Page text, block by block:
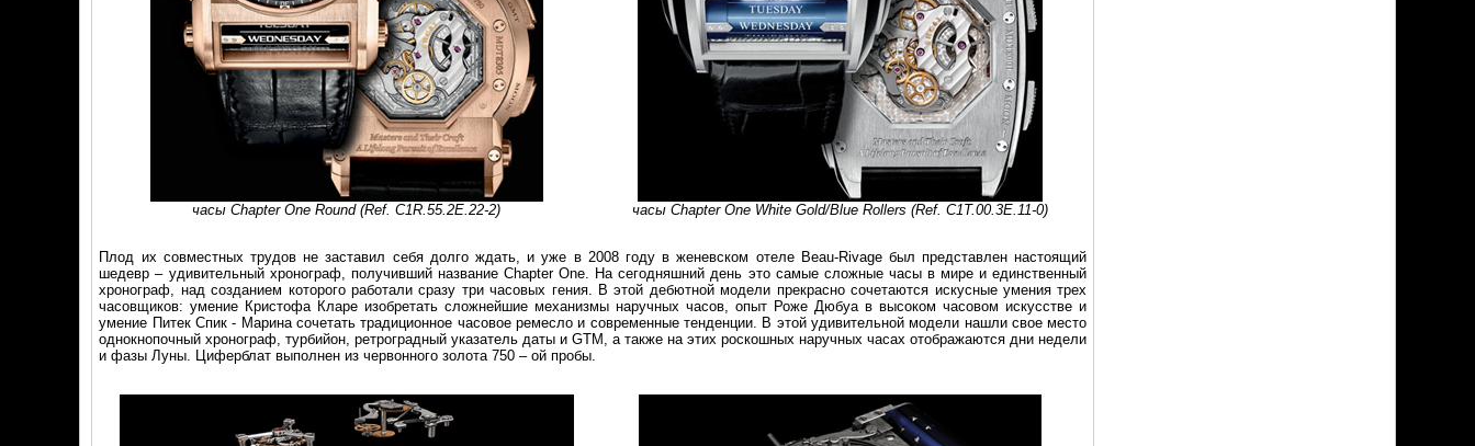
часы Chapter One Round (Ref. C1R.55.2E.22-2) часы Chapter One White Gold/Blue Rollers (Ref. C1T.00.3E.11-0)
Плод их совместных трудов не заставил себя долго ждать, и уже в 2008 году в женевском отеле Beau-Rivage был представлен настоящий
шедевр – удивительный хронограф, получивший название Chapter One. На сегодняшний день это самые сложные часы в мире и единственный
хронограф, над созданием которого работали сразу три часовых гения. В этой дебютной модели прекрасно сочетаются искусные умения трех
часовщиков: умение Кристофа Кларе изобретать сложнейшие механизмы наручных часов, опыт Роже Дюбуа в высоком часовом искусстве и
умение Питек Спик - Марина сочетать традиционное часовое ремесло и современные тенденции. В этой удивительной модели нашли свое место
однокнопочный хронограф, турбийон, ретроградный указатель даты и GTM, а также на этих роскошных наручных часах отображаются дни недели
и фазы Луны. Циферблат выполнен из червонного золота 750 – ой пробы.